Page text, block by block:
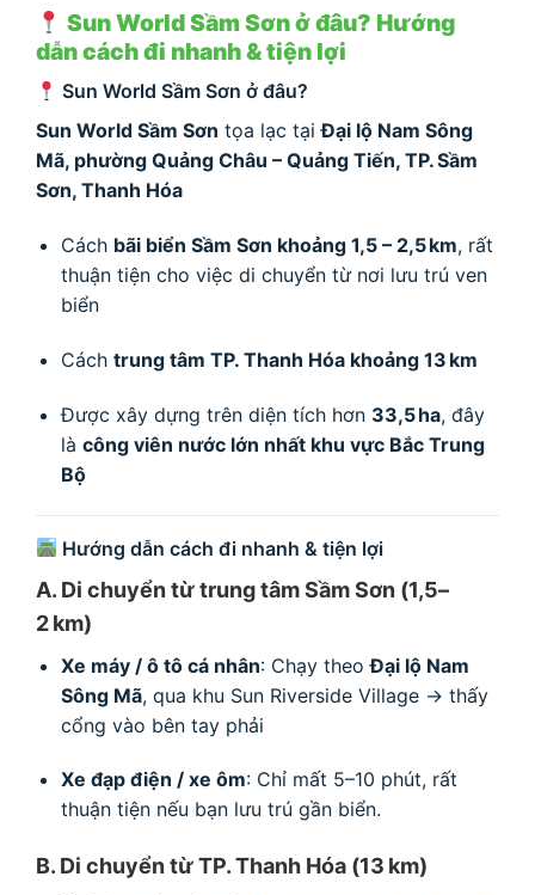
Sun World Sầm Sơn ở đâu? Hướng
dẫn cách đi nhanh & tiện lợi
Sun World Sầm Sơn ở đâu?
Sun World Sầm Sơn tọa lạc tạiĐại lộ Nam Sông
Mã, phường Quảng Châu – Quảng Tiến, TP. Sầm
Sơn, Thanh Hóa
Cách bãi biển Sầm Sơn khoảng 1,5 – 2,5 km, rất
thuận tiện cho việc di chuyển từ nơi lưu trú ven
biển
Cách trung tâm TP. Thanh Hóa khoảng 13 km
Được xây dựng trên diện tích hơn 33,5 ha, đây
là công viên nước lớn nhất khu vực Bắc Trung
Bộ
Hướng dẫn cách đi nhanh & tiện lợi
A. Di chuyển từ trung tâm Sầm Sơn (1,5–
2 km)
Xe máy / ô tô cá nhân: Chạy theoĐại lộ Nam
Sông Mã, qua khu Sun Riverside Village → thấy
cổng vào bên tay phải
Xe đạp điện / xe ôm: Chỉ mất 5–10 phút, rất
thuận tiện nếu bạn lưu trú gần biển.
B. Di chuyển từ TP. Thanh Hóa (13 km)